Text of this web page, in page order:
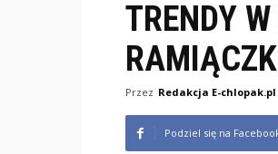
TRENDY
Przez Redakcja E-chlopak.pl
Podziel się na